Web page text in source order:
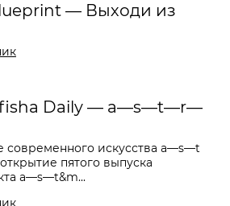
— Выходи из
Daily — a—s—t—r—
современного искусства a—s—t
пятого выпуска
a—s—t&m...